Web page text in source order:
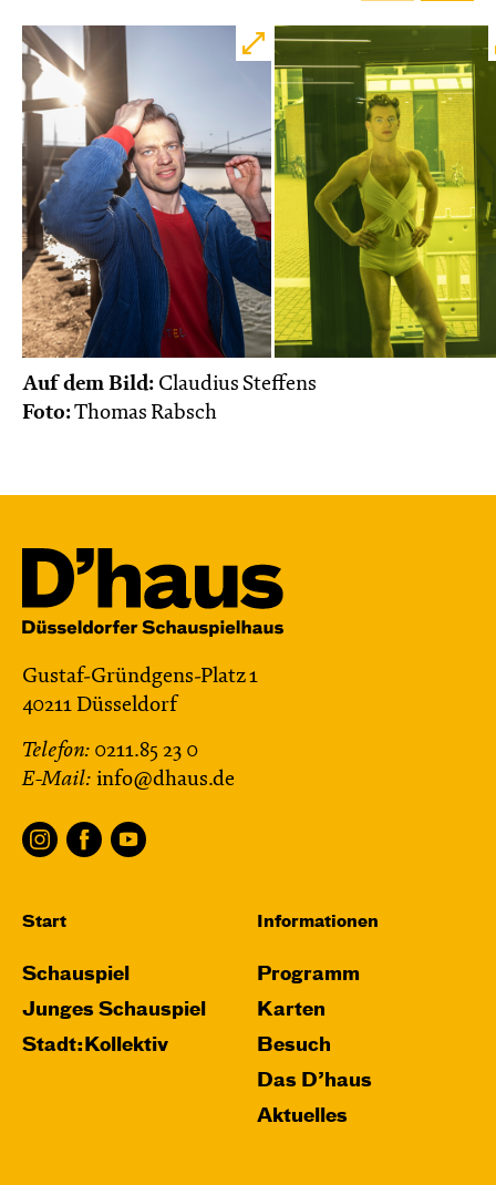
Auf dem Bild: Claudius Steffens
Foto:Thomas Rabsch
Gustaf-Gründgens-Platz 1
40211 Düsseldorf
Telefon: 0211.85 23 0
E-Mail: info@dhaus.de
Start
Schauspiel
Junges Schauspiel
Stadt:Kollektiv
Informationen
Programm
Karten
Besuch
Das D’haus
Aktuelles